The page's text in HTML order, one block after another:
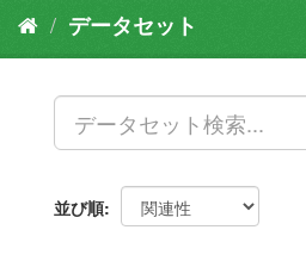
容
データセット
並び順